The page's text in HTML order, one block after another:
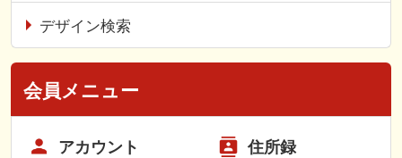
デザイン検索
会員メニュー
アカウント 住所録